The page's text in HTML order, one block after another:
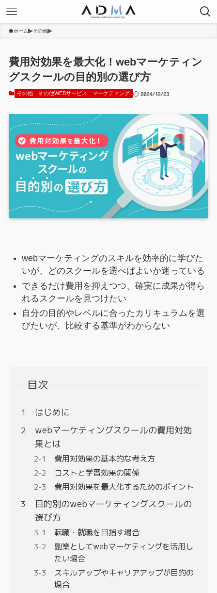
ホーム その他
費用対効果を最大化！webマーケティン
グスクールの目的別の選び方
その他 その他WEBサービス マーケティング 2024/12/23
webマーケティングのスキルを効率的に学びた
いが、どのスクールを選べばよいか迷っている
できるだけ費用を抑えつつ、確実に成果が得ら
れるスクールを見つけたい
自分の目的やレベルに合ったカリキュラムを選
びたいが、比較する基準がわからない
目次
はじめに
webマーケティングスクールの費用対効
果とは
費用対効果の基本的な考え方
コストと学習効果の関係
費用対効果を最大化するためのポイント
目的別のwebマーケティングスクールの
選び方
転職・就職を目指す場合
副業としてwebマーケティングを活用し
たい場合
スキルアップやキャリアアップが目的の
場合